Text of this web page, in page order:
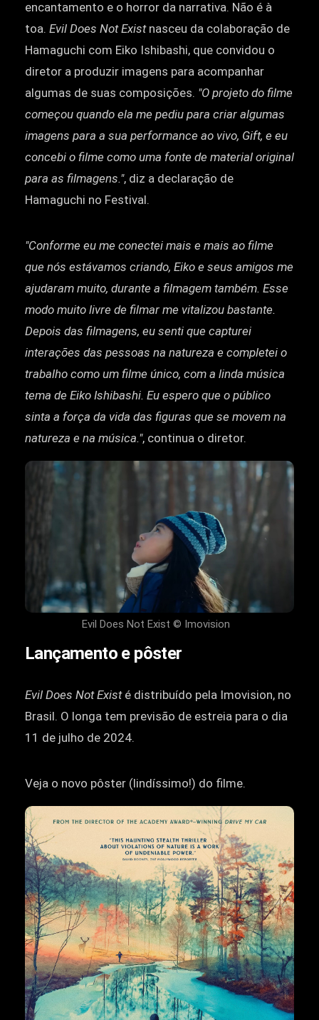
encantamento e o horror da narrativa. Não é à
toa. Evil Does Not Existnasceu da colaboração de
Hamaguchi com Eiko Ishibashi, que convidou o
diretor a produzir imagens para acompanhar
algumas de suas composições. "O projeto do filme
começou quando ela me pediu para criar algumas
imagens para a sua performance ao vivo, Gift, e eu
concebi o filme como uma fonte de material original
para as filmagens.", diz a declaração de
Hamaguchi no Festival.
"Conforme eu me conectei mais e mais ao filme
que nós estávamos criando, Eiko e seus amigos me
ajudaram muito, durante a filmagem também. Esse
modo muito livre de filmar me vitalizou bastante.
Depois das filmagens, eu senti que capturei
interações das pessoas na natureza e completei o
trabalho como um filme único, com a linda música
tema de Eiko Ishibashi. Eu espero que o público
sinta a força da vida das figuras que se movem na
natureza e na música.", continua o diretor.
Evil Does Not Exist © Imovision
Lançamento e pôster
Evil Does Not Existé distribuído pela Imovision, no
Brasil. O longa tem previsão de estreia para o dia
11 de julho de 2024.
Veja o novo pôster (lindíssimo!) do filme.